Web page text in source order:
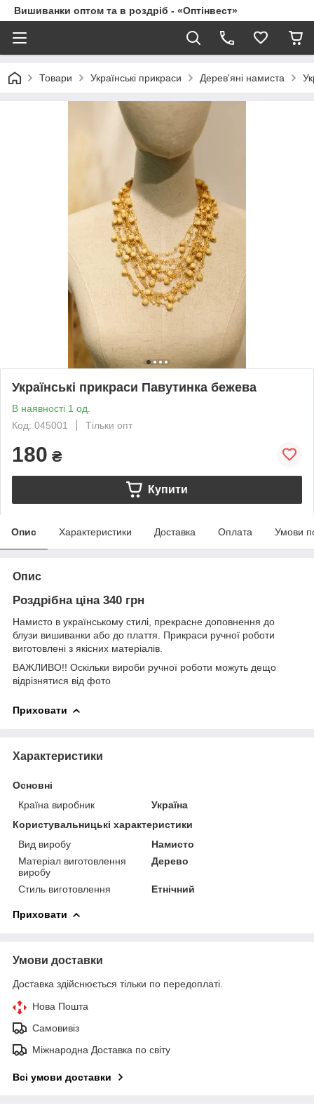
Вишиванки оптом та в роздріб - «Оптінвест»
Товари Українські прикраси Дерев'яні намиста
Українські прикраси Павутинка бежева
В наявності 1 од.
Код: 045001
Тільки опт
180 ₴
Купити
Опис Характеристики Доставка Оплата Умови
Опис
Роздрібна ціна 340 грн
Намисто в українському стилі, прекрасне доповнення до
блузи вишиванки або до плаття. Прикраси ручної роботи
виготовлені з якісних матеріалів.
ВАЖЛИВО!! Оскільки вироби ручної роботи можуть дещо
відрізнятися від фото
Приховати
Характеристики
Основні
Країна виробник
Україна
Користувальницькі характеристики
Вид виробу
Намисто
Матеріал виготовлення
виробу
Дерево
Стиль виготовлення Етнічний
Приховати
Умови доставки
Доставка здійснюється тільки по передоплаті.
Нова Пошта
Самовивіз
Міжнародна Доставка по світу
Всі умови доставки